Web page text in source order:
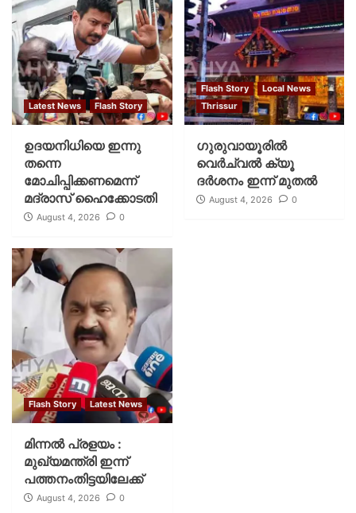
Latest News Flash Story
ഉദയനിധിയെ ഇന്നു
തന്നെ
മോചിപ്പിക്കണമെന്ന്
മദ്രാസ് ഹൈക്കോടതി
August 4, 2026 0
Flash Story
Local News
Thrissur
ഗുരുവായൂരില്‍
വെര്‍ച്വല്‍ ക്യൂ
ദര്‍ശനം ഇന്ന് മുതല്‍
August 4, 2026 0
Flash Story Latest News
മിന്നല്‍ പ്രളയം :
മുഖ്യമന്ത്രി ഇന്ന്
പത്തനംതിട്ടയിലേക്ക്
August 4, 2026 0